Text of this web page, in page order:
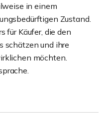
in einem
Zustand.
für Käufer, die den
schätzen und ihre
möchten.